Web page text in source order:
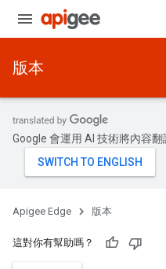
版本
Google 會運用 AI 技術將內容
Apigee Edge 版本
這對你有幫助嗎？